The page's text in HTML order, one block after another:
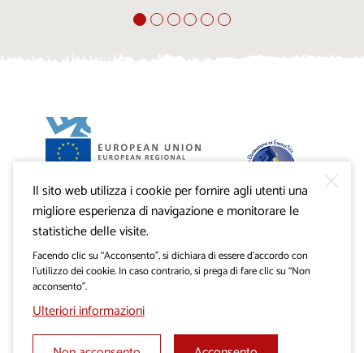
Progetto VisitKras. L’investimento è cofinanziato dalla
Repubblica di Slovenia e dal Fondo europeo di sviluppo
regionale dell’Unione Europea.
Il sito web utilizza i cookie per fornire agli utenti una
migliore esperienza di navigazione e monitorare le
statistiche delle visite.
Facendo clic su “Acconsento”, si dichiara di essere d’accordo con
l’utilizzo dei cookie. In caso contrario, si prega di fare clic su “Non
acconsento”.
Ulteriori informazioni